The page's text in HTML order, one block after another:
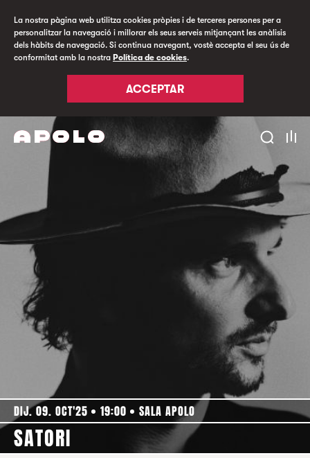
La nostra pàgina web utilitza cookies pròpies i de terceres persones per a
personalitzar la navegació i millorar els seus serveis mitjançant les anàlisis
dels hàbits de navegació. Si continua navegant, vostè accepta el seu ús de
conformitat amb la nostra Política de cookies.
ACCEPTAR
DIJ. 09. OCT'25 19:00 SALA APOLO
SATORI